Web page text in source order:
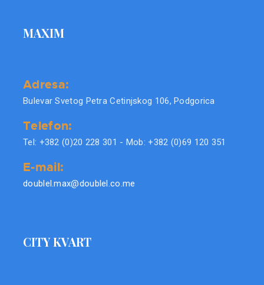
MAXIM
Adresa:
Bulevar Svetog Petra Cetinjskog 106, Podgorica
Telefon:
Tel: +382 (0)20 228 301 - Mob: +382 (0)69 120 351
E-mail:
doublel.max@doublel.co.me
CITY KVART